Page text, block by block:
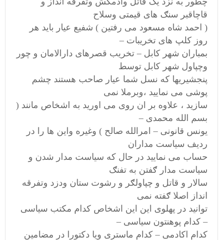
قاچاقبر سنګ های قیمتی وسلاح
( احمد شاه مسعود می رفتین ) شفیع عیار باید هر
روز کلپ های تخریبات –
بمباران شهر کابل – تخریب قصرهای دارالامان و چور
وچپاول شهر کابل توسط
پنجشیریها که نسل شما عیار صاحب هستند چشم
پوشی می نمایید ،وبرملا نمی
سازید ، علاوه بر ان روی می اورید به اشخاص مانند (
بسم الله محمدی –
یونس قانونی – امرالله صالح ) وغیره واین ها را در
ردیف سیاست مداران
حساب می نمایید در حال که سیاست مدار شدن و
سیاست مدار ګفتن به تفنګ
سالار و قاتل و چپاولګر و رشوت ستان ودزد وتفرقه
انداز اصلا ګفته نمی
توانید در پهلوی این این اشخاص کدام مکتب سیاسی
– کدام پوهنتون سیاسی –
کدام اکادمی – کدام ماستری ویا دکتورا در مضامین